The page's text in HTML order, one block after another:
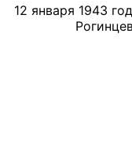
12 января 1943